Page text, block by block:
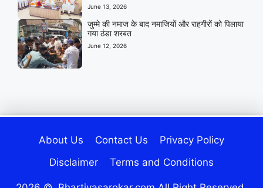
June 13, 2026
जुम्मे की नमाज के बाद नमाजियों और राहगीरों को पिलाया
गया ठंडा शरबत
June 12, 2026
About Us Contact Us
Privacy Policy
Disclaimer
Terms and Conditions